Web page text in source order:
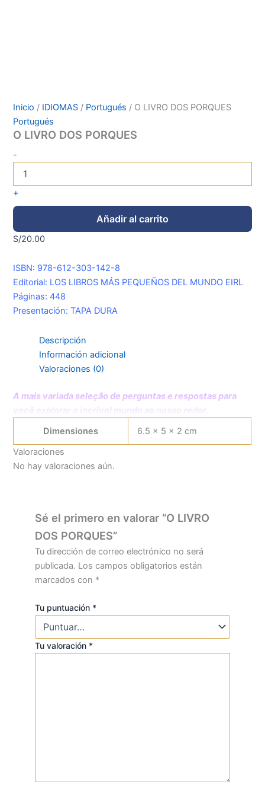
Inicio / IDIOMAS / Portugués / O LIVRO DOS PORQUES
Portugués
O LIVRO DOS PORQUES
-
+
Añadir al carrito
S/20.00
ISBN: 978-612-303-142-8
Editorial: LOS LIBROS MÁS PEQUEÑOS DEL MUNDO EIRL
Páginas: 448
Presentación: TAPA DURA
Descripción
Información adicional
Valoraciones (0)
A mais variada seleção de perguntas e respostas para
você explorar o incrível mundo ao nosso redor.
Dimensiones
6.5 × 5 × 2 cm
Valoraciones
No hay valoraciones aún.
Sé el primero en valorar “O LIVRO
DOS PORQUES”
Tu dirección de correo electrónico no será
publicada. Los campos obligatorios están
marcados con *
Tu puntuación *
Tu valoración *